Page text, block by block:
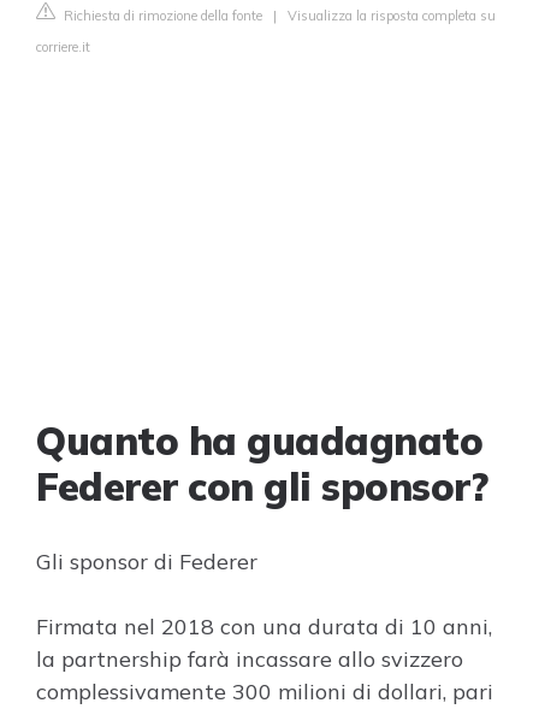
Richiesta di rimozione della fonte | Visualizza la risposta completa su
corriere.it
Quanto ha guadagnato
Federer con gli sponsor?
Gli sponsor di Federer
Firmata nel 2018 con una durata di 10 anni,
la partnership farà incassare allo svizzero
complessivamente 300 milioni di dollari, pari